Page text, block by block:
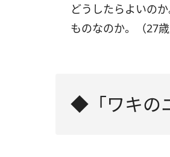
どうしたらよいの
ものなのか。（27
◆「ワキの